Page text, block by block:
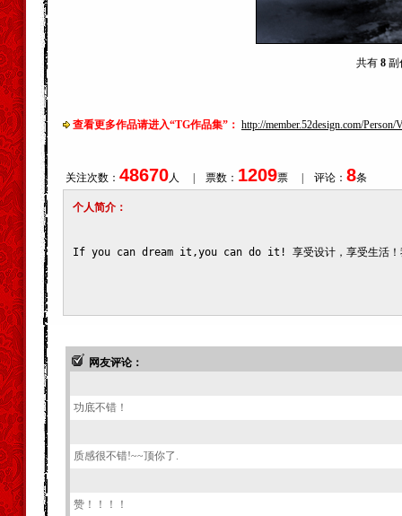
共有 8副
查看更多作品请进入“TG作品集”： http://member.52design.com/
关注次数： 48670人 | 票数： 1209票 | 评论： 8条
个人简介：
If you can dream it,you can do it! 享受设计，享受生活！我
网友评论：
功底不错！
质感很不错!~~顶你了.
赞！！！！